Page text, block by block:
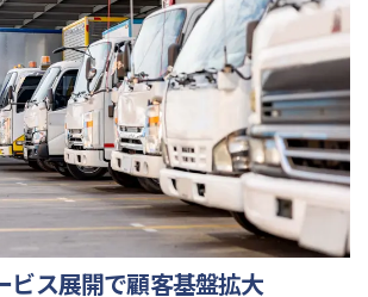
ビス展開で顧客基盤拡大